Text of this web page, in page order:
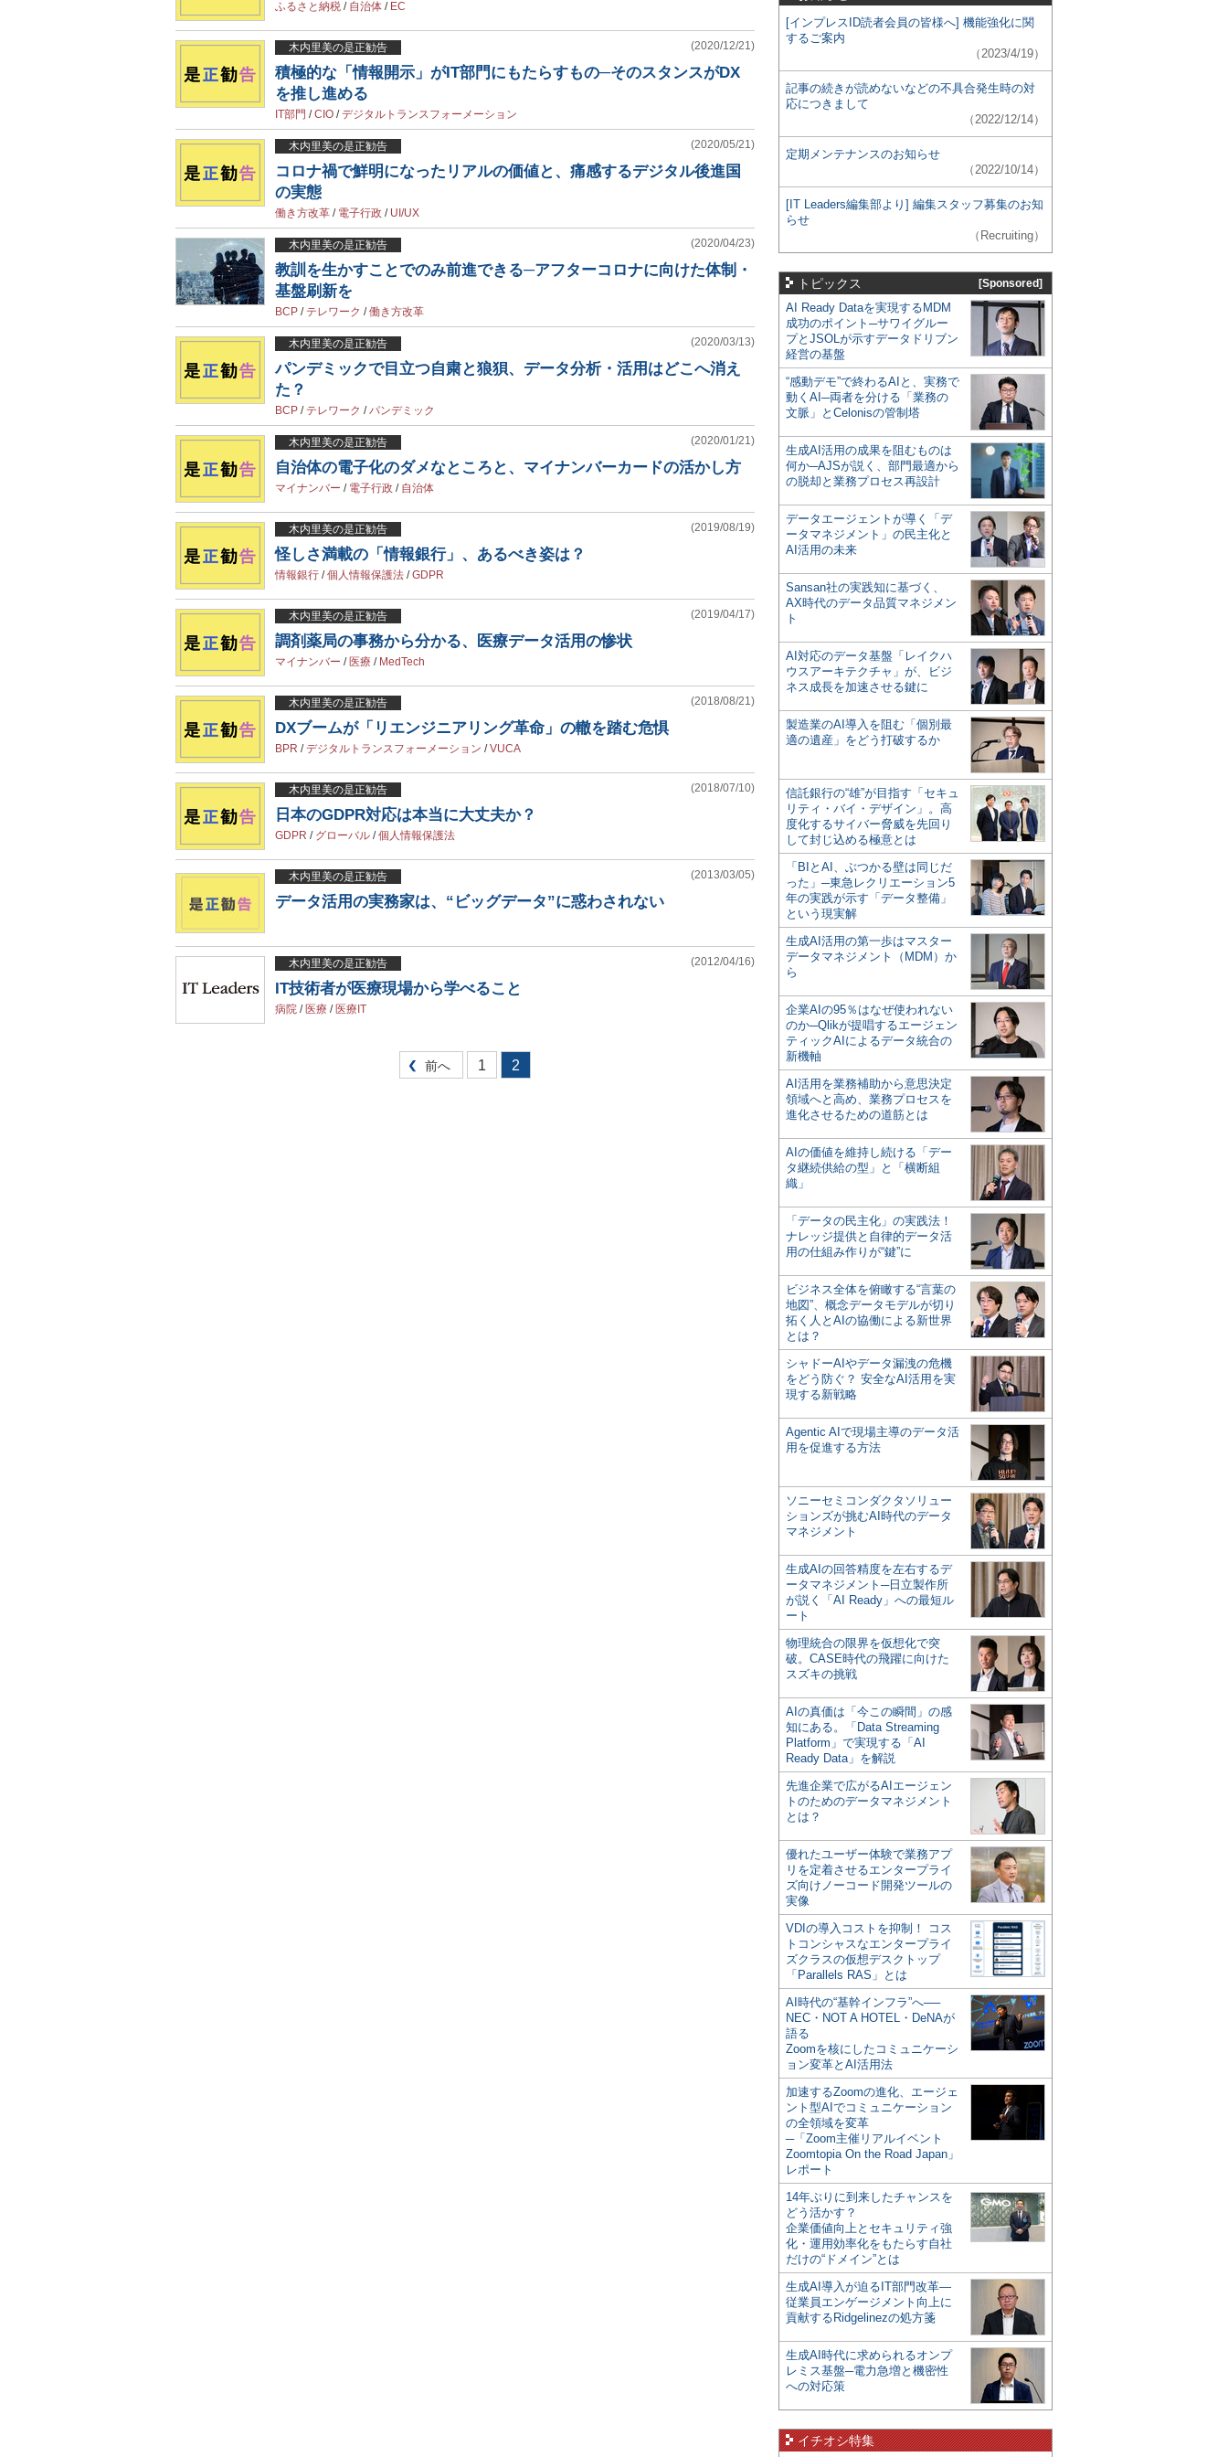
ふるさと納税 / 自治体 / EC
木内里美の是正勧告 (2020/12/21)
積極的な「情報開示」がIT部門にもたらすもの─そのスタンスがDX
を推し進める
IT部門 /CIO /デジタルトランスフォーメーション
木内里美の是正勧告 (2020/05/21)
コロナ禍で鮮明になったリアルの価値と、痛感するデジタル後進国
の実態
働き方改革 / 電子行政 / UI/UX
木内里美の是正勧告 (2020/04/23)
教訓を生かすことでのみ前進できる─アフターコロナに向けた体制・
基盤刷新を
BCP / テレワーク /働き方改革
木内里美の是正勧告 (2020/03/13)
パンデミックで目立つ自粛と狼狽、データ分析・活用はどこへ消え
た？
BCP / テレワーク /パンデミック
木内里美の是正勧告 (2020/01/21)
自治体の電子化のダメなところと、マイナンバーカードの活かし方
マイナンバー / 電子行政 / 自治体
木内里美の是正勧告 (2019/08/19)
怪しさ満載の「情報銀行」、あるべき姿は？
情報銀行 /個人情報保護法 /GDPR
木内里美の是正勧告 (2019/04/17)
調剤薬局の事務から分かる、医療データ活用の惨状
マイナンバー / 医療 / MedTech
木内里美の是正勧告 (2018/08/21)
DXブームが「リエンジニアリング革命」の轍を踏む危惧
BPR /デジタルトランスフォーメーション /VUCA
木内里美の是正勧告 (2018/07/10)
日本のGDPR対応は本当に大丈夫か？
GDPR / グローバル /個人情報保護法
木内里美の是正勧告 (2013/03/05)
データ活用の実務家は、“ビッグデータ”に惑わされない
木内里美の是正勧告 (2012/04/16)
IT技術者が医療現場から学べること
病院 / 医療 / 医療IT
前へ 1 2
[インプレスID読者会員の皆様へ] 機能強化に関
するご案内
（2023/4/19）
記事の続きが読めないなどの不具合発生時の対
応につきまして
（2022/12/14）
定期メンテナンスのお知らせ
（2022/10/14）
[IT Leaders編集部より] 編集スタッフ募集のお知
らせ
（Recruiting）
トピックス [Sponsored]
AI Ready Dataを実現するMDM
成功のポイント─サワイグルー
プとJSOLが示すデータドリブン
経営の基盤
“感動デモ”で終わるAIと、実務で
動くAI─両者を分ける「業務の
文脈」とCelonisの管制塔
生成AI活用の成果を阻むものは
何か─AJSが説く、部門最適から
の脱却と業務プロセス再設計
データエージェントが導く「デ
ータマネジメント」の民主化と
AI活用の未来
Sansan社の実践知に基づく、
AX時代のデータ品質マネジメン
ト
AI対応のデータ基盤「レイクハ
ウスアーキテクチャ」が、ビジ
ネス成長を加速させる鍵に
製造業のAI導入を阻む「個別最
適の遺産」をどう打破するか
信託銀行の“雄”が目指す「セキュ
リティ・バイ・デザイン」。高
度化するサイバー脅威を先回り
して封じ込める極意とは
「BIとAI、ぶつかる壁は同じだ
った」─東急レクリエーション5
年の実践が示す「データ整備」
という現実解
生成AI活用の第一歩はマスター
データマネジメント（MDM）か
ら
企業AIの95％はなぜ使われない
のか─Qlikが提唱するエージェン
ティックAIによるデータ統合の
新機軸
AI活用を業務補助から意思決定
領域へと高め、業務プロセスを
進化させるための道筋とは
AIの価値を維持し続ける「デー
タ継続供給の型」と「横断組
織」
「データの民主化」の実践法！
ナレッジ提供と自律的データ活
用の仕組み作りが“鍵”に
ビジネス全体を俯瞰する“言葉の
地図”、概念データモデルが切り
拓く人とAIの協働による新世界
とは？
シャドーAIやデータ漏洩の危機
をどう防ぐ？ 安全なAI活用を実
現する新戦略
Agentic AIで現場主導のデータ活
用を促進する方法
ソニーセミコンダクタソリュー
ションズが挑むAI時代のデータ
マネジメント
生成AIの回答精度を左右するデ
ータマネジメント─日立製作所
が説く「AI Ready」への最短ル
ート
物理統合の限界を仮想化で突
破。CASE時代の飛躍に向けた
スズキの挑戦
AIの真価は「今この瞬間」の感
知にある。「Data Streaming
Platform」で実現する「AI
Ready Data」を解説
先進企業で広がるAIエージェン
トのためのデータマネジメント
とは？
優れたユーザー体験で業務アプ
リを定着させるエンタープライ
ズ向けノーコード開発ツールの
実像
VDIの導入コストを抑制！ コス
トコンシャスなエンタープライ
ズクラスの仮想デスクトップ
「Parallels RAS」とは
AI時代の“基幹インフラ”へ──
NEC・NOT A HOTEL・DeNAが
語る
Zoomを核にしたコミュニケーシ
ョン変革とAI活用法
加速するZoomの進化、エージェ
ント型AIでコミュニケーション
の全領域を変革
─「Zoom主催リアルイベント
Zoomtopia On the Road Japan」
レポート
14年ぶりに到来したチャンスを
どう活かす？
企業価値向上とセキュリティ強
化・運用効率化をもたらす自社
だけの“ドメイン”とは
生成AI導入が迫るIT部門改革―
従業員エンゲージメント向上に
貢献するRidgelinezの処方箋
生成AI時代に求められるオンプ
レミス基盤─電力急増と機密性
への対応策
イチオシ特集